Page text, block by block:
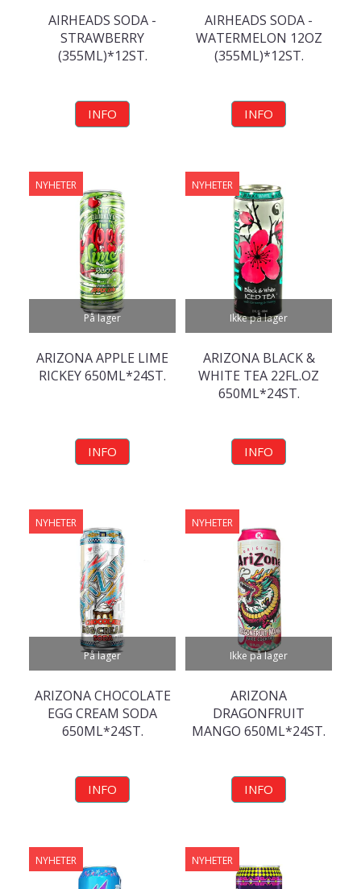
AIRHEADS SODA -
STRAWBERRY
(355ML)*12ST.
INFO
AIRHEADS SODA -
WATERMELON 12OZ
(355ML)*12ST.
INFO
På lager
NYHETER
ARIZONA APPLE LIME
RICKEY 650ML*24ST.
INFO
Ikke på lager
NYHETER
ARIZONA BLACK &
WHITE TEA 22FL.OZ
650ML*24ST.
INFO
På lager
NYHETER
ARIZONA CHOCOLATE
EGG CREAM SODA
650ML*24ST.
INFO
Ikke på lager
NYHETER
ARIZONA
DRAGONFRUIT
MANGO 650ML*24ST.
INFO
NYHETER NYHETER